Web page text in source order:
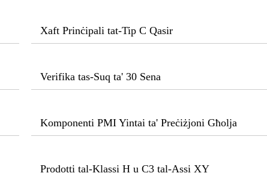
Xaft Prinċipali tat-Tip C Qasir
Verifika tas-Suq ta' 30 Sena
Komponenti PMI Yintai ta' Preċiżjoni Għolja
Prodotti tal-Klassi H u C3 tal-Assi XY